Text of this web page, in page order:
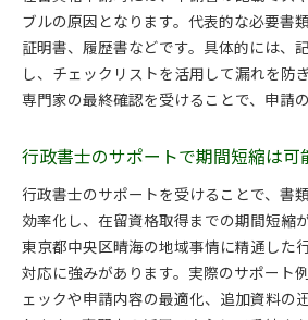
ブルの原因となります。代表的な必要書
証明書、履歴書などです。具体的には、
し、チェックリストを活用して漏れを防
専門家の最終確認を受けることで、申請
行政書士のサポートで期間短縮は可
行政書士のサポートを受けることで、書
効率化し、在留資格取得までの期間短縮
東京都中央区晴海の地域事情に精通した
対応に強みがあります。実際のサポート
ェックや申請内容の最適化、追加資料の